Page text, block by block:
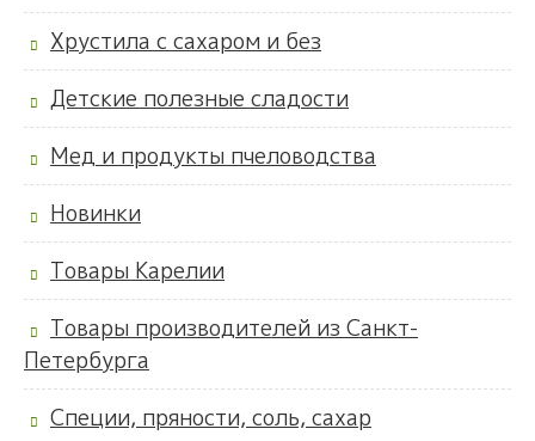
Хрустила с сахаром и без
Детские полезные сладости
Мед и продукты пчеловодства
Новинки
Товары Карелии
Товары производителей из Санкт-
Петербурга
Специи, пряности, соль, сахар